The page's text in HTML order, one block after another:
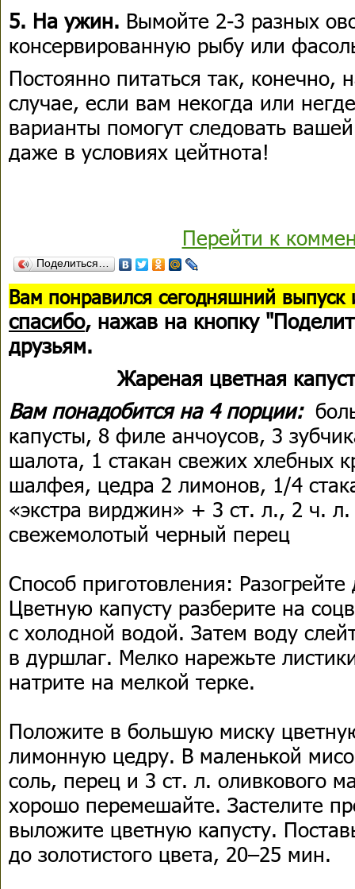
5. На ужин. Вымойте 2-3 разных
консервированную рыбу или
Постоянно питаться так, конечно,
случае, если вам некогда или
варианты помогут следовать
даже в условиях цейтнота!
Перейти к
Поделиться…
Вам понравился сегодняшний выпуск
спасибо, нажав на кнопку
друзьям.
Жареная цветная
Вам понадобится на 4 порции:
капусты, 8 филе анчоусов, 3
шалота, 1 стакан свежих хлебных
шалфея, цедра 2 лимонов, 1/4
«экстра вирджин» + 3 ст. л., 2 ч. л.
свежемолотый черный перец
Способ приготовления:
Цветную капусту разберите на
с холодной водой. Затем воду
в дуршлаг. Мелко нарежьте
натрите на мелкой терке.
Положите в большую миску
лимонную цедру. В маленькой
соль, перец и 3 ст. л. оливкового
хорошо перемешайте. Застелите
выложите цветную капусту.
до золотистого цвета, 20–25 мин.